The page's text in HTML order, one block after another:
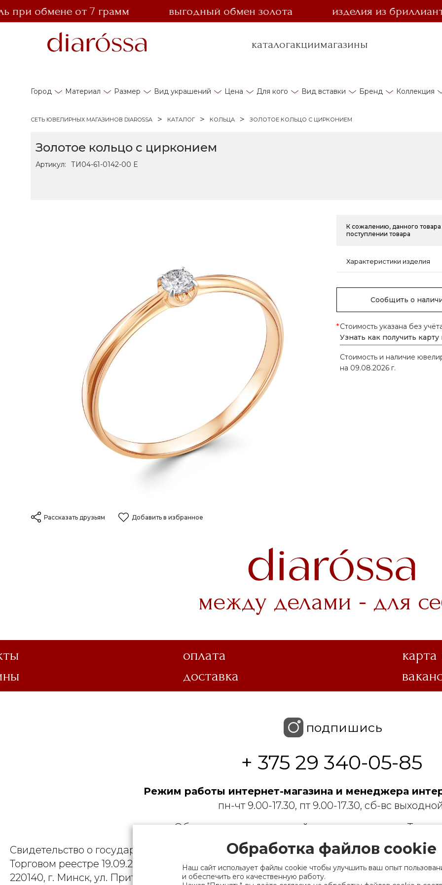
обмене от 7 грамм выгодный обмен золота изделия из бриллианта
каталогакциимагазины
Город Материал Размер Вид украшений Цена Для кого Вид вставки Бренд Коллекция
СЕТЬ ЮВЕЛИРНЫХ МАГАЗИНОВ DIAROSSA КАТАЛОГ КОЛЬЦА ЗОЛОТОЕ КОЛЬЦО С ЦИРКОНИЕМ
Золотое кольцо с цирконием
Артикул: ТИ04-61-0142-00 Е
Рассказать друзьям Добавить в избранное
К сожалению, данного
поступлении товара
Характеристики изделия
Сообщить о
*Стоимость указана без
Узнать как получить
Стоимость и наличие
на 09.08.2026 г.
между делами - для
оплата карта
доставка
подпишись
+ 375 29 340-05-85
Режим работы интернет-магазина и менеджера
пн-чт 9.00-17.30, пт 9.00-17.30, сб-вс
Общество с ограниченной ответственностью
Свидетельство о государственной регистрации выдано Мингорисполкомом
Торговом реестре 19.09.2025, № 758300. Юридический адрес: 220007, г. Минск, ул.
220140, г. Минск, ул. Притыцкого, д.79, пом. 9
Обработка файлов cookie
Наш сайт использует файлы cookie чтобы улучшить ваш опыт
и обеспечить его качественную работу.